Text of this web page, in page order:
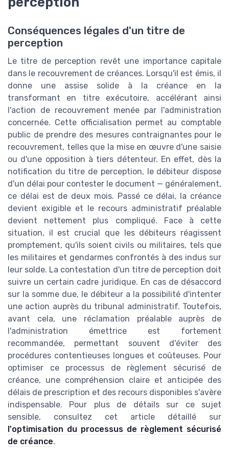
Conséquences légales d'un titre de
perception
Le titre de perception revêt une importance capitale
dans le recouvrement de créances. Lorsqu'il est émis, il
donne une assise solide à la créance en la
transformant en titre exécutoire, accélérant ainsi
l'action de recouvrement menée par l'administration
concernée. Cette officialisation permet au comptable
public de prendre des mesures contraignantes pour le
recouvrement, telles que la mise en œuvre d'une saisie
ou d'une opposition à tiers détenteur. En effet, dès la
notification du titre de perception, le débiteur dispose
d'un délai pour contester le document — généralement,
ce délai est de deux mois. Passé ce délai, la créance
devient exigible et le recours administratif préalable
devient nettement plus compliqué. Face à cette
situation, il est crucial que les débiteurs réagissent
promptement, qu'ils soient civils ou militaires, tels que
les militaires et gendarmes confrontés à des indus sur
leur solde. La contestation d'un titre de perception doit
suivre un certain cadre juridique. En cas de désaccord
sur la somme due, le débiteur a la possibilité d'intenter
une action auprès du tribunal administratif. Toutefois,
avant cela, une réclamation préalable auprès de
l'administration émettrice est fortement
recommandée, permettant souvent d'éviter des
procédures contentieuses longues et coûteuses. Pour
optimiser ce processus de règlement sécurisé de
créance, une compréhension claire et anticipée des
délais de prescription et des recours disponibles s'avère
indispensable. Pour plus de détails sur ce sujet
sensible, consultez cet article détaillé sur
l'optimisation du processus de règlement sécurisé
de créance.